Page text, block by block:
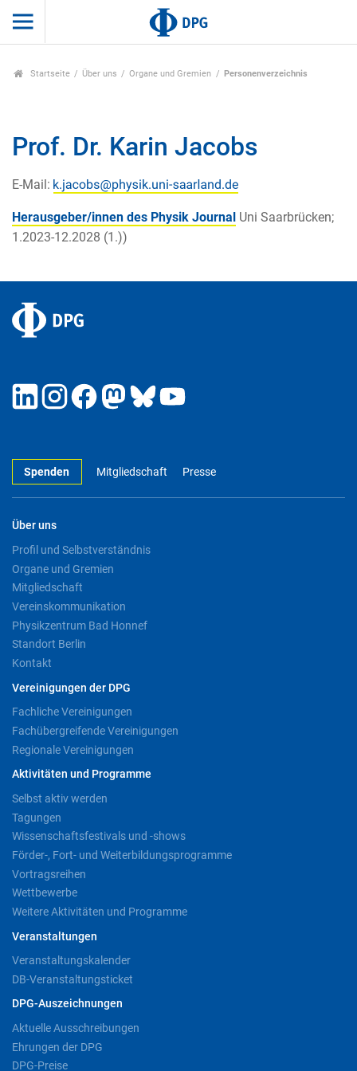
Startseite Über uns Organe und Gremien Personenverzeichnis
Prof. Dr. Karin Jacobs
E-Mail:
Herausgeber/innen des Physik Journal Uni Saarbrücken;
1.2023-12.2028 (1.))
Spenden Mitgliedschaft Presse
Über uns
Profil und Selbstverständnis
Organe und Gremien
Mitgliedschaft
Vereinskommunikation
Physikzentrum Bad Honnef
Standort Berlin
Kontakt
Vereinigungen der DPG
Fachliche Vereinigungen
Fachübergreifende Vereinigungen
Regionale Vereinigungen
Aktivitäten und Programme
Selbst aktiv werden
Tagungen
Wissenschaftsfestivals und -shows
Förder-, Fort- und Weiterbildungsprogramme
Vortragsreihen
Wettbewerbe
Weitere Aktivitäten und Programme
Veranstaltungen
Veranstaltungskalender
DB-Veranstaltungsticket
DPG-Auszeichnungen
Aktuelle Ausschreibungen
Ehrungen der DPG
DPG-Preise